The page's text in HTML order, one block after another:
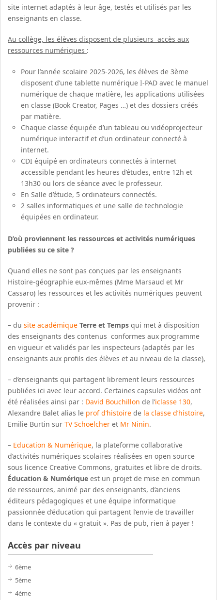
site internet adaptés à leur âge, testés et utilisés par les
enseignants en classe.
Au collège, les élèves disposent de plusieurs accès aux
ressources numériques :
Pour l’année scolaire 2025-2026, les élèves de 3ème
disposent d’une tablette numérique I-PAD avec le manuel
numérique de chaque matière, les applications utilisées
en classe (Book Creator, Pages …) et des dossiers créés
par matière.
Chaque classe équipée d’un tableau ou vidéoprojecteur
numérique interactif et d’un ordinateur connecté à
internet.
CDI équipé en ordinateurs connectés à internet
accessible pendant les heures d’études, entre 12h et
13h30 ou lors de séance avec le professeur.
En Salle d’étude, 5 ordinateurs connectés.
2 salles informatiques et une salle de technologie
équipées en ordinateur.
D’où proviennent les ressources et activités numériques
publiées su ce site ?
Quand elles ne sont pas conçues par les enseignants
Histoire-géographie eux-mêmes (Mme Marsaud et Mr
Cassaro) les ressources et les activités numériques peuvent
provenir :
– dusite académique Terre et Temps qui met à disposition
des enseignants des contenus conformes aux programme
en vigueur et validés par les inspecteurs (adaptés par les
enseignants aux profils des élèves et au niveau de la classe),
– d’enseignants qui partagent librement leurs ressources
publiées ici avec leur accord. Certaines capsules vidéos ont
été réalisées ainsi par : David Bouchillon de l’iclasse 130,
Alexandre Balet alias le prof d’histoire de la classe d’histoire,
Emilie Burtin surTV Schoelcher et Mr Ninin.
– Education & Numérique, la plateforme collaborative
d’activités numériques scolaires réalisées en open source
sous licence Creative Commons, gratuites et libre de droits.
Éducation & Numérique est un projet de mise en commun
de ressources, animé par des enseignants, d’anciens
éditeurs pédagogiques et une équipe informatique
passionnée d’éducation qui partagent l’envie de travailler
dans le contexte du « gratuit ». Pas de pub, rien à payer !
Accès par niveau
6ème
5ème
4ème